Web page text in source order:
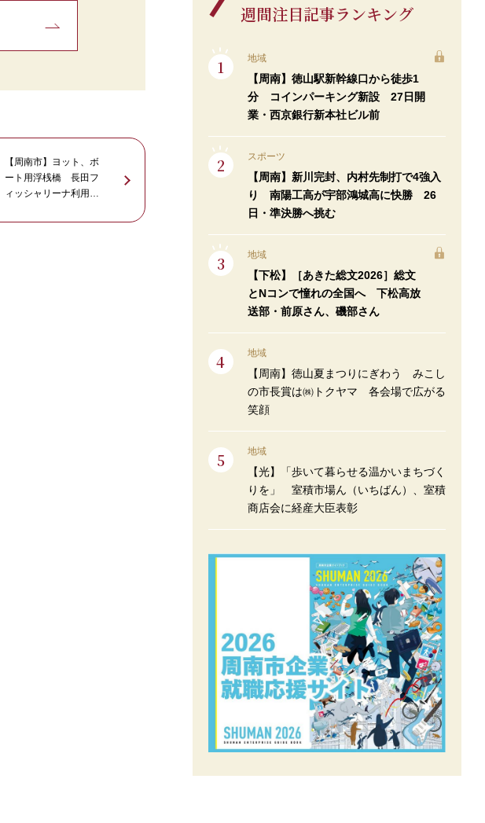
【周南市】ヨット、ボ
ート用浮桟橋 長田フ
ィッシャリーナ利用者
週間注目記事ランキング
地域
【周南】徳山駅新幹線口から徒歩1
分 コインパーキング新設 27日開
業・西京銀行新本社ビル前
スポーツ
【周南】新川完封、内村先制打で4強入
り 南陽工高が宇部鴻城高に快勝 26
日・準決勝へ挑む
地域
【下松】［あきた総文2026］総文
とNコンで憧れの全国へ 下松高放
送部・前原さん、磯部さん
地域
【周南】徳山夏まつりにぎわう みこし
の市長賞は㈱トクヤマ 各会場で広がる
笑顔
地域
【光】「歩いて暮らせる温かいまちづく
りを」 室積市場ん（いちばん）、室積
商店会に経産大臣表彰